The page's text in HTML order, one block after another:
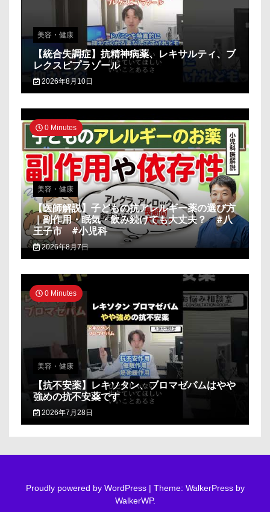
美容・健康
【統合失調症】抗精神病薬、レキサルティ、ブ
レクスピプラゾール
2026年8月10日
0 Minutes
美容・健康
【医師解説】子どもの抗アレルギー薬の選び方
｜副作用・眠気・飲み続けても大丈夫？ #八
王子市 #小児科
2026年8月7日
0 Minutes
美容・健康
【抗不安薬】レキソタン、ブロマゼパムはやや
強めの抗不安薬です
2026年7月28日
Proudly powered by WordPress | Theme: WalkerPress by
WalkerWP.